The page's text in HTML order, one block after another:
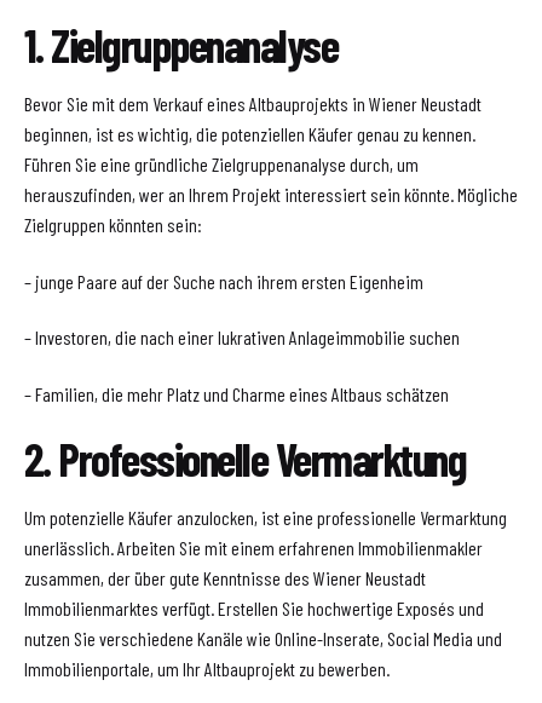
1. Zielgruppenanalyse
Bevor Sie mit dem Verkauf eines Altbauprojekts in Wiener Neustadt
beginnen, ist es wichtig, die potenziellen Käufer genau zu kennen.
Führen Sie eine gründliche Zielgruppenanalyse durch, um
herauszufinden, wer an Ihrem Projekt interessiert sein könnte. Mögliche
Zielgruppen könnten sein:
– junge Paare auf der Suche nach ihrem ersten Eigenheim
– Investoren, die nach einer lukrativen Anlageimmobilie suchen
– Familien, die mehr Platz und Charme eines Altbaus schätzen
2. Professionelle Vermarktung
Um potenzielle Käufer anzulocken, ist eine professionelle Vermarktung
unerlässlich. Arbeiten Sie mit einem erfahrenen Immobilienmakler
zusammen, der über gute Kenntnisse des Wiener Neustadt
Immobilienmarktes verfügt. Erstellen Sie hochwertige Exposés und
nutzen Sie verschiedene Kanäle wie Online-Inserate, Social Media und
Immobilienportale, um Ihr Altbauprojekt zu bewerben.